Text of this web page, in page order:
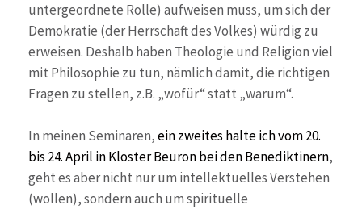
untergeordnete Rolle) aufweisen muss, um sich der
Demokratie (der Herrschaft des Volkes) würdig zu
erweisen. Deshalb haben Theologie und Religion viel
mit Philosophie zu tun, nämlich damit, die richtigen
Fragen zu stellen, z.B. „wofür“ statt „warum“.
In meinen Seminaren,ein zweites halte ich vom 20.
bis 24. April in Kloster Beuron bei den Benediktinern,
geht es aber nicht nur um intellektuelles Verstehen
(wollen), sondern auch um spirituelle